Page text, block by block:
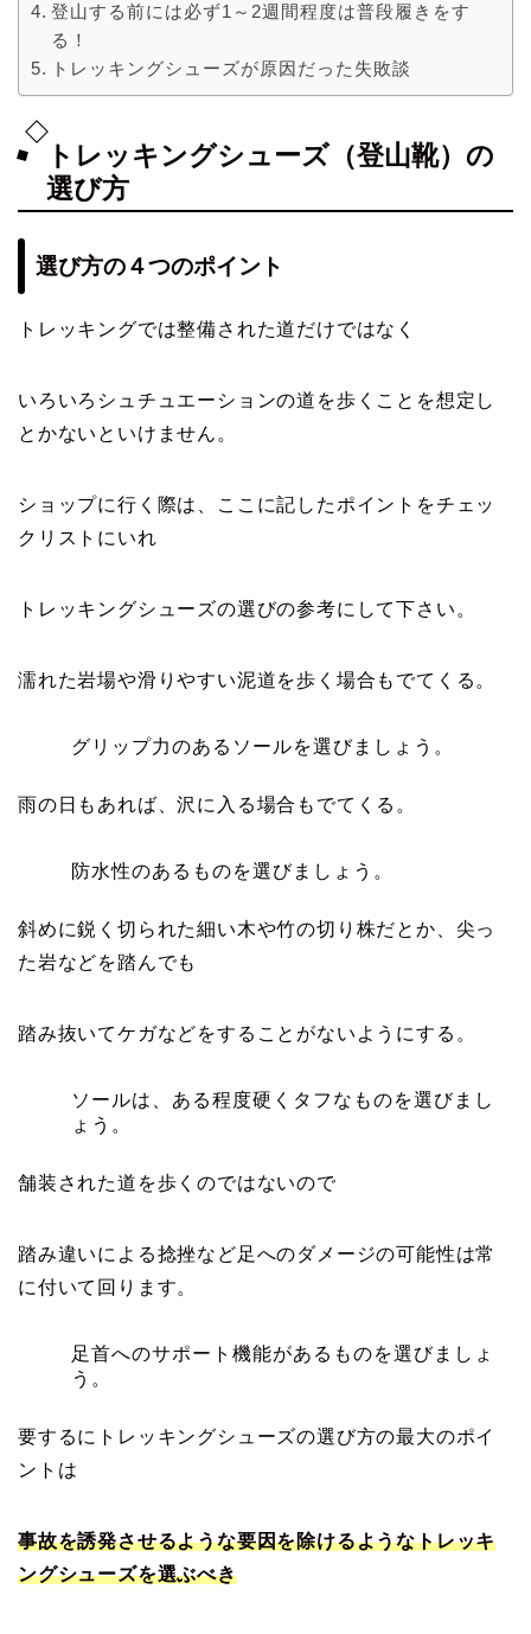
登山する前には必ず1～2週間程度は普段履きをす
る！
トレッキングシューズが原因だった失敗談
トレッキングシューズ（登山靴）の
選び方
選び方の４つのポイント
トレッキングでは整備された道だけではなく
いろいろシュチュエーションの道を歩くことを想定し
とかないといけません。
ショップに行く際は、ここに記したポイントをチェッ
クリストにいれ
トレッキングシューズの選びの参考にして下さい。
濡れた岩場や滑りやすい泥道を歩く場合もでてくる。
グリップ力のあるソールを選びましょう。
雨の日もあれば、沢に入る場合もでてくる。
防水性のあるものを選びましょう。
斜めに鋭く切られた細い木や竹の切り株だとか、尖っ
た岩などを踏んでも
踏み抜いてケガなどをすることがないようにする。
ソールは、ある程度硬くタフなものを選びまし
ょう。
舗装された道を歩くのではないので
踏み違いによる捻挫など足へのダメージの可能性は常
に付いて回ります。
足首へのサポート機能があるものを選びましょ
う。
要するにトレッキングシューズの選び方の最大のポイ
ントは
事故を誘発させるような要因を除けるようなトレッキ
ングシューズを選ぶべき